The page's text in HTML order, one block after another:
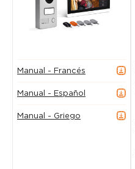
Manual - Francés
Manual - Español
Manual - Griego